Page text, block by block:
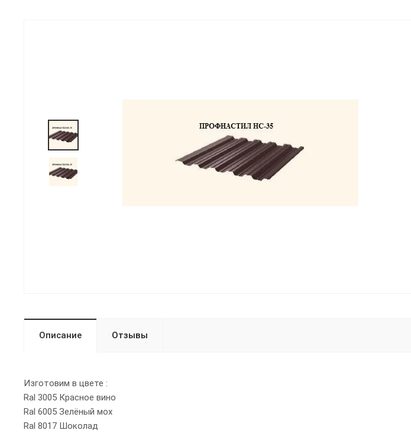
Описание Отзывы
Изготовим в цвете :
Ral 3005 Красное вино
Ral 6005 Зелёный мох
Ral 8017 Шоколад